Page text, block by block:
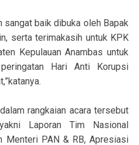
sangat baik dibuka oleh Bapak
serta terimakasih untuk KPK
Kepulauan Anambas untuk
Hari Anti Korupsi
rangkaian acara tersebut
Laporan Tim Nasional
Menteri PAN & RB, Apresiasi